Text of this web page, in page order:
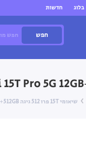
בלוג חדשות
חפש
שיאומי 15T פרו 512 גיגה Xiaomi 15T Pro 5G 12GB+512GB — שחור